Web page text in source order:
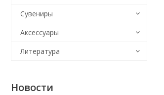
Сувениры
Аксессуары
Литература
Новости